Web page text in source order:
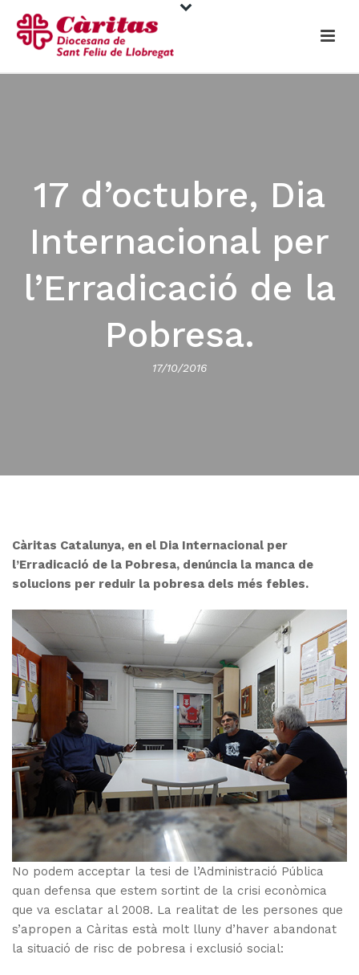
17 d’octubre, Dia
Internacional per
l’Erradicació de la
Pobresa.
17/10/2016
Càritas Catalunya, en el Dia Internacional per
l’Erradicació de la Pobresa, denúncia la manca de
solucions per reduir la pobresa dels més febles.
No podem acceptar la tesi de l’Administració Pública
quan defensa que estem sortint de la crisi econòmica
que va esclatar al 2008. La realitat de les persones que
s’apropen a Càritas està molt lluny d’haver abandonat
la situació de risc de pobresa i exclusió social: